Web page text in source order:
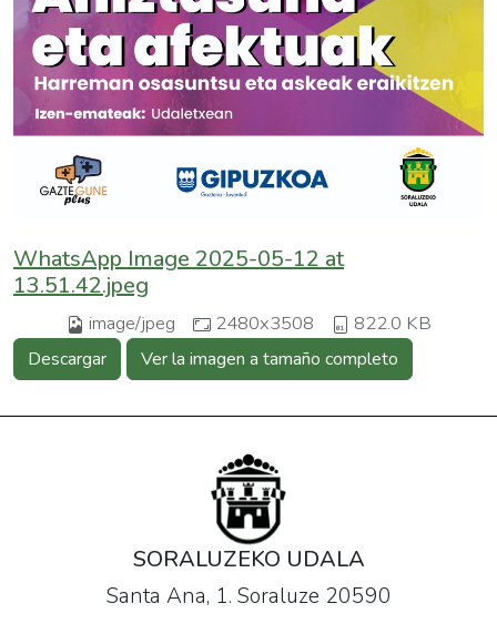
WhatsApp Image 2025-05-12 at
13.51.42.jpeg
image/jpeg 2480x3508 822.0 KB
Descargar Ver la imagen a tamaño completo
SORALUZEKO UDALA
Santa Ana, 1. Soraluze 20590